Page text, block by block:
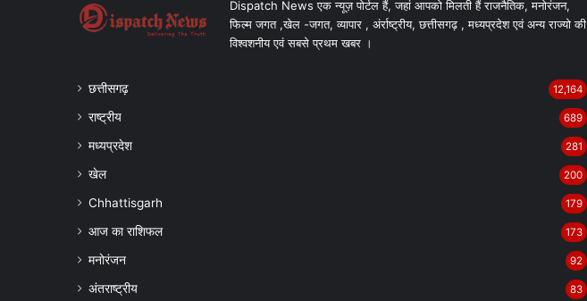
Dispatch News एक न्यूज़ पोर्टल हैं, जहां आपको मिलती हैं राजनैतिक, मनोरंजन,
फिल्म जगत ,खेल -जगत, व्यापार , अंर्राष्ट्रीय, छत्तीसगढ़ , मध्यप्रदेश एवं अन्य राज्यो की
विश्वशनीय एवं सबसे प्रथम खबर ।
छत्तीसगढ़ 12,164
राष्ट्रीय 689
मध्यप्रदेश 281
खेल 200
Chhattisgarh 179
आज का राशिफल 173
मनोरंजन 92
अंतराष्ट्रीय 83